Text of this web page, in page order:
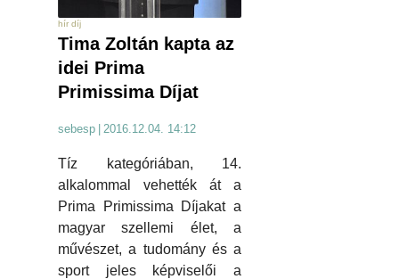
hír díj
Tima Zoltán kapta az
idei Prima
Primissima Díjat
sebesp 2016.12.04. 14:12
Tíz kategóriában, 14.
alkalommal vehették át a
Prima Primissima Díjakat a
magyar szellemi élet, a
művészet, a tudomány és a
sport jeles képviselői a